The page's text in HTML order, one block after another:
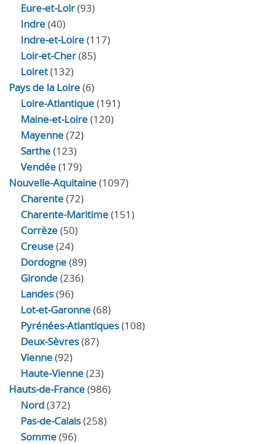
Eure‑et‑Loir(93)
Indre(40)
Indre‑et‑Loire(117)
Loir‑et‑Cher(85)
Loiret(132)
Pays de la Loire(6)
Loire-Atlantique(191)
Maine-et-Loire(120)
Mayenne(72)
Sarthe(123)
Vendée(179)
Nouvelle-Aquitaine(1097)
Charente(72)
Charente-Maritime(151)
Corrèze(50)
Creuse(24)
Dordogne(89)
Gironde(236)
Landes(96)
Lot-et-Garonne(68)
Pyrénées-Atlantiques(108)
Deux-Sèvres(87)
Vienne(92)
Haute-Vienne(23)
Hauts-de-France(986)
Nord(372)
Pas-de-Calais(258)
Somme(96)